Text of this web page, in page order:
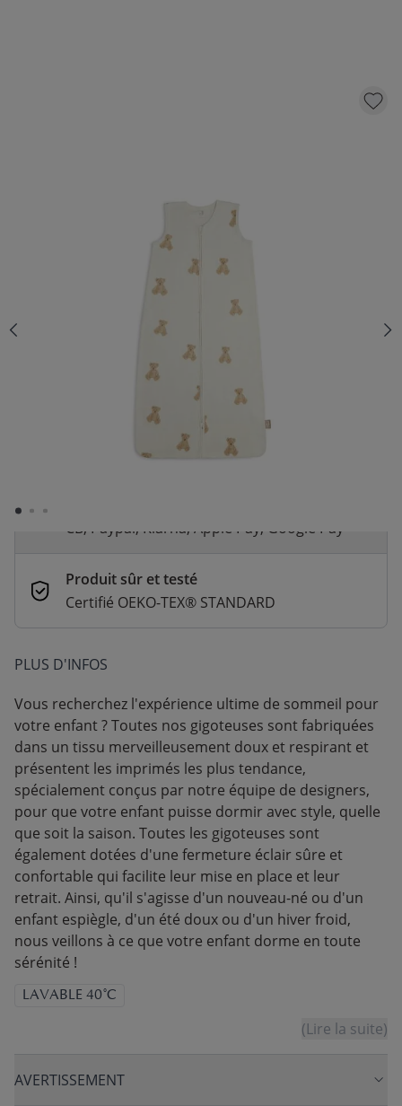
AJOUTER AU PANIER
Livraison rapide
En stock | Livraison rapide (2 à 5 jours
CB, Paypal, Klarna, Apple Pay, Google Pay
Produit sûr et testé
Certifié OEKO-TEX® STANDARD
PLUS D'INFOS
Vous recherchez l'expérience ultime de sommeil pour
votre enfant ? Toutes nos gigoteuses sont fabriquées
dans un tissu merveilleusement doux et respirant et
présentent les imprimés les plus tendance,
spécialement conçus par notre équipe de designers,
pour que votre enfant puisse dormir avec style, quelle
que soit la saison. Toutes les gigoteuses sont
également dotées d'une fermeture éclair sûre et
confortable qui facilite leur mise en place et leur
retrait. Ainsi, qu'il s'agisse d'un nouveau-né ou d'un
enfant espiègle, d'un été doux ou d'un hiver froid,
nous veillons à ce que votre enfant dorme en toute
sérénité !
LAVABLE 40°C
(Lire la suite)
AVERTISSEMENT